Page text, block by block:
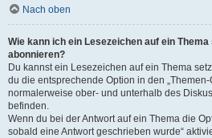
Nach oben
Wie kann ich ein Lesezeichen auf ein
abonnieren?
Du kannst ein Lesezeichen auf ein Thema
du die entsprechende Option in den
normalerweise ober- und unterhalb des
befinden.
Wenn du bei der Antwort auf ein Thema die
sobald eine Antwort geschrieben wurde“